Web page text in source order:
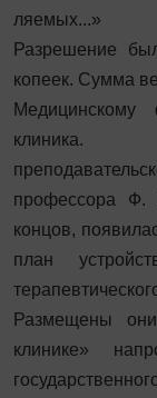
ляемых...»
Разрешение
копеек. Сумма
Медицинскому
клиника.
профессора Ф.
концов,
план
Размещены
клинике»